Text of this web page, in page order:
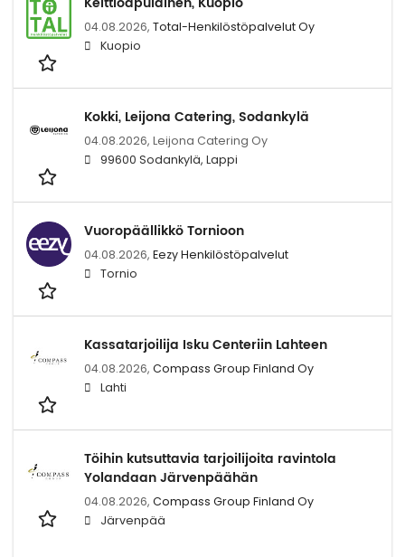
04.08.2026, Total-Henkilöstöpalvelut Oy
Kuopio
Kokki, Leijona Catering, Sodankylä
04.08.2026, Leijona Catering Oy
99600 Sodankylä, Lappi
Vuoropäällikkö Tornioon
04.08.2026, Eezy Henkilöstöpalvelut
Tornio
Kassatarjoilija Isku Centeriin Lahteen
04.08.2026, Compass Group Finland Oy
Lahti
Töihin kutsuttavia tarjoilijoita ravintola
Yolandaan Järvenpäähän
04.08.2026, Compass Group Finland Oy
Järvenpää